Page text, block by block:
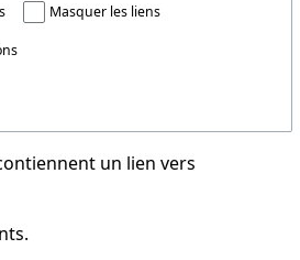
Masquer les liens
un lien vers